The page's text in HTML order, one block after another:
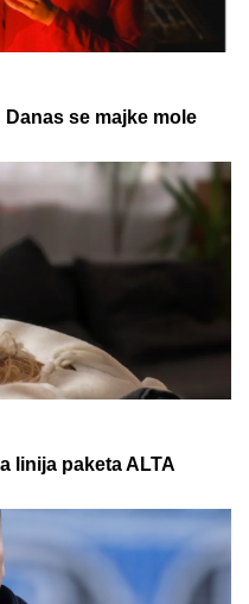
следећа у војном
metala koristi